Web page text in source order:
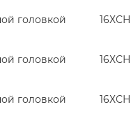
головкой 16ХСН
головкой 16ХСН
головкой 16ХСН